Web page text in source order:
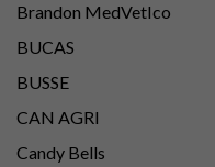
Brandon MedVetIco
BUCAS
BUSSE
CAN AGRI
Candy Bells